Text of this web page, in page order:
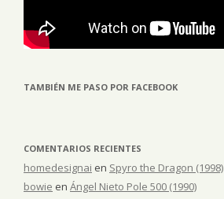
TAMBIÉN ME PASO POR FACEBOOK
COMENTARIOS RECIENTES
homedesignai en Spyro the Dragon (1998)
bowie en Ángel Nieto Pole 500 (1990)